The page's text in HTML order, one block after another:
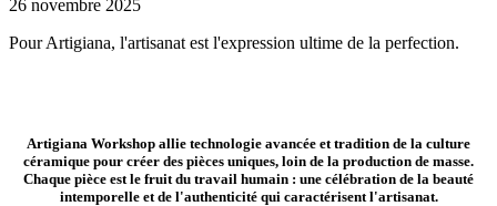
26 novembre 2025
Pour Artigiana, l'artisanat est l'expression ultime de la perfection.
Artigiana Workshop allie technologie avancée et tradition de la culture
céramique pour créer des pièces uniques, loin de la production de masse.
Chaque pièce est le fruit du travail humain : une célébration de la beauté
intemporelleet de l'authenticitéqui caractérisent l'artisanat.